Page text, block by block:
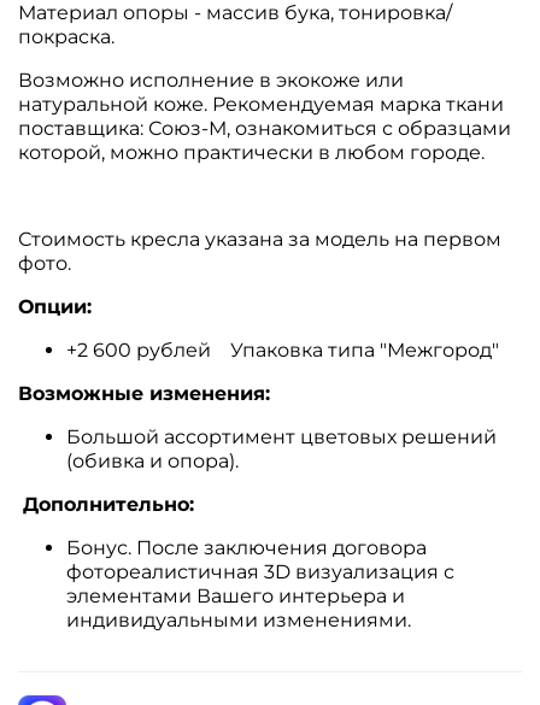
Материал опоры - массив бука, тонировка/
покраска.
Возможно исполнение в экокоже или
натуральной коже. Рекомендуемая марка ткани
поставщика: Союз-М, ознакомиться с образцами
которой, можно практически в любом городе.
Стоимость кресла указана за модель на первом
фото.
Опции:
+2 600 рублей Упаковка типа "Межгород"
Возможные изменения:
Большой ассортимент цветовых решений
(обивка и опора).
Дополнительно:
Бонус. После заключения договора
фотореалистичная 3D визуализация с
элементами Вашего интерьера и
индивидуальными изменениями.